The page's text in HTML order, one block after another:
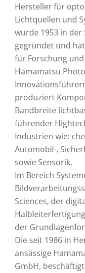
Hersteller für
Lichtquellen und
wurde 1953 in
gegründet und
für Forschung
Hamamatsu
produziert
Bandbreite
führender
Industrien wie:
Automobil-,
sowie Sensorik.
Im Bereich
Sciences, der
der
Die seit 1986 in
ansässige
GmbH,